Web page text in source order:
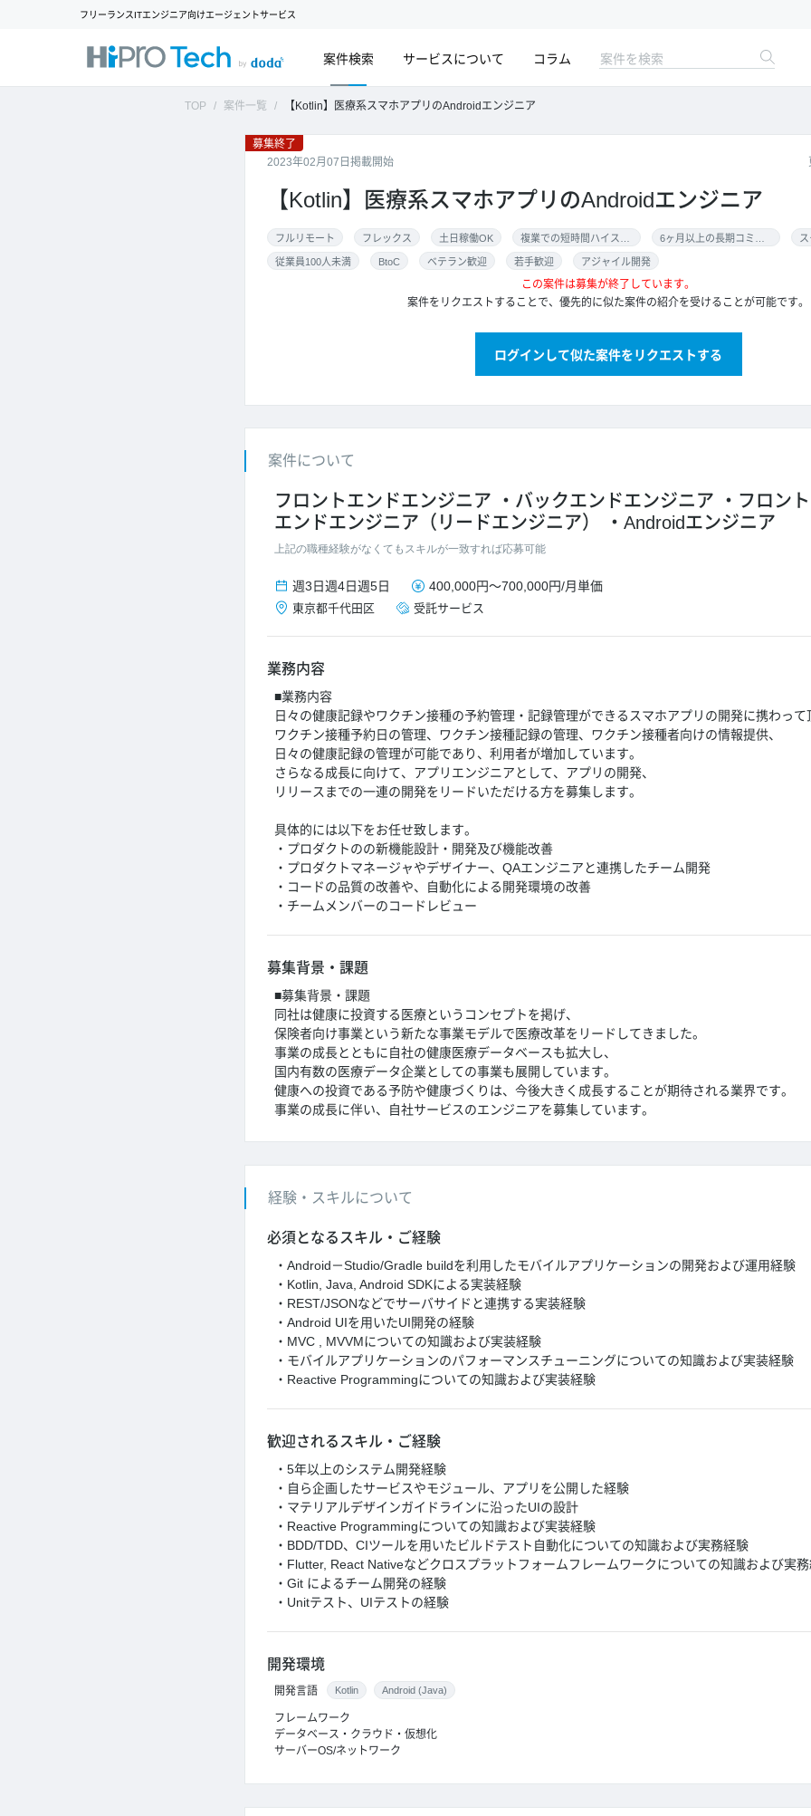
フリーランスITエンジニア向けエージェントサービス
案件検索 サービスについて コラム
TOP 案件一覧 【Kotlin】医療系スマホアプリのAndroidエンジニア
募集終了
2023年02月07日掲載開始
【Kotlin】医療系スマホアプリのAndroidエンジニア
フルリモート フレックス 土日稼働OK
従業員100人未満 BtoC ベテラン歓迎 若手歓迎 アジャイル開発
この案件は募集が終了しています。
案件をリクエストすることで、優先的に似た案件の紹介を受けることが可能です。
ログインして似た案件をリクエストする
案件について
フロントエンドエンジニア バックエンドエンジニア
フロン
エンドエンジニア（リードエンジニア）
Androidエンジニア
上記の職種経験がなくてもスキルが一致すれば応募可能
週3日週4日週5日 400,000円～700,000円/月単価
東京都千代田区 受託サービス
業務内容
■業務内容
日々の健康記録やワクチン接種の予約管理・記録管理ができるスマホアプリの開発に携わって
ワクチン接種予約日の管理​​、ワクチン接種記録の管理​​、ワクチン接種者向けの情報提供​、
日々の健康記録の管理​​が可能であり、利用者が増加しています。
さらなる成長に向けて、アプリエンジニアとして、アプリの開発、
リリースまでの一連の開発をリードいただける方を募集します。
具体的には以下をお任せ致します。
・プロダクトのの新機能設計・開発及び機能改善
・プロダクトマネージャやデザイナー、QAエンジニアと連携したチーム開発
・コードの品質の改善や、自動化による開発環境の改善
・チームメンバーのコードレビュー
募集背景・課題
■募集背景・課題
同社は健康に投資する医療というコンセプトを掲げ、
保険者向け事業という新たな事業モデルで医療改革をリードしてきました。
事業の成長とともに自社の健康医療データベースも拡大し、
国内有数の医療データ企業としての事業も展開しています。
健康への投資である予防や健康づくりは、今後大きく成長することが期待される業界です。
事業の成長に伴い、自社サービスのエンジニアを募集しています。
経験・スキルについて
必須となるスキル・ご経験
・Android－Studio/Gradle buildを利用したモバイルアプリケーションの開発および運用経験
・Kotlin, Java, Android SDKによる実装経験
・REST/JSONなどでサーバサイドと連携する実装経験
・Android UIを用いたUI開発の経験
・MVC , MVVMについての知識および実装経験
・モバイルアプリケーションのパフォーマンスチューニングについての知識および実装経験
・Reactive Programmingについての知識および実装経験
歓迎されるスキル・ご経験
・5年以上のシステム開発経験
・自ら企画したサービスやモジュール、アプリを公開した経験
・マテリアルデザインガイドラインに沿ったUIの設計
・Reactive Programmingについての知識および実装経験
・BDD/TDD、CIツールを用いたビルドテスト自動化についての知識および実務経験
・Flutter, React Nativeなどクロスプラットフォームフレームワークについての知識および実
・Git によるチーム開発の経験
・Unitテスト、UIテストの経験
開発環境
開発言語 Kotlin Android (Java)
フレームワーク
データベース・クラウド・仮想化
サーバーOS/ネットワーク